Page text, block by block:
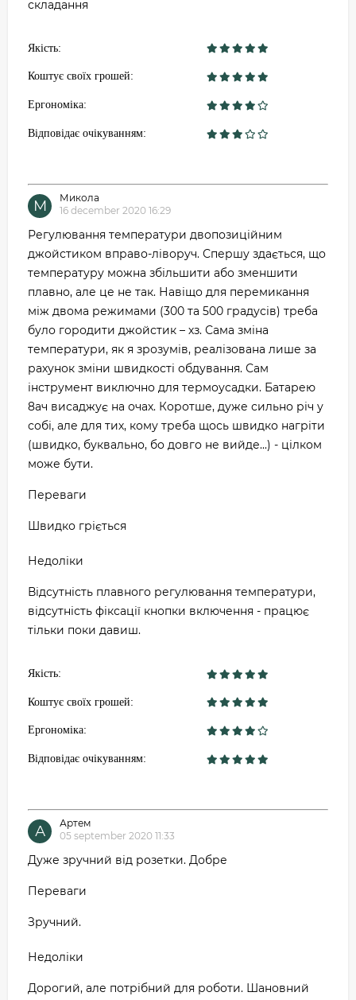
складання
Якість:
Коштує своїх грошей:
Ергономіка:
Відповідає очікуванням:
М
Микола
16 december 2020 16:29
Регулювання температури двопозиційним
джойстиком вправо-ліворуч. Спершу здається, що
температуру можна збільшити або зменшити
плавно, але це не так. Навіщо для перемикання
між двома режимами (300 та 500 градусів) треба
було городити джойстик – хз. Сама зміна
температури, як я зрозумів, реалізована лише за
рахунок зміни швидкості обдування. Сам
інструмент виключно для термоусадки. Батарею
8ач висаджує на очах. Коротше, дуже сильно річ у
собі, але для тих, кому треба щось швидко нагріти
(швидко, буквально, бо довго не вийде...) - цілком
може бути.
Переваги
Швидко гріється
Недоліки
Відсутність плавного регулювання температури,
відсутність фіксації кнопки включення - працює
тільки поки давиш.
Якість:
Коштує своїх грошей:
Ергономіка:
Відповідає очікуванням:
А
Артем
05 september 2020 11:33
Дуже зручний від розетки. Добре
Переваги
Зручний.
Недоліки
Дорогий, але потрібний для роботи. Шановний